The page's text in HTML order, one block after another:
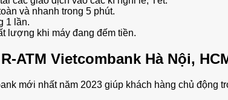
và nhanh trong 5 phút.
1 lần.
lượng khi máy đang đếm tiền.
ATM Vietcombank Hà Nội,
mới nhất năm 2023 giúp khách hàng chủ động